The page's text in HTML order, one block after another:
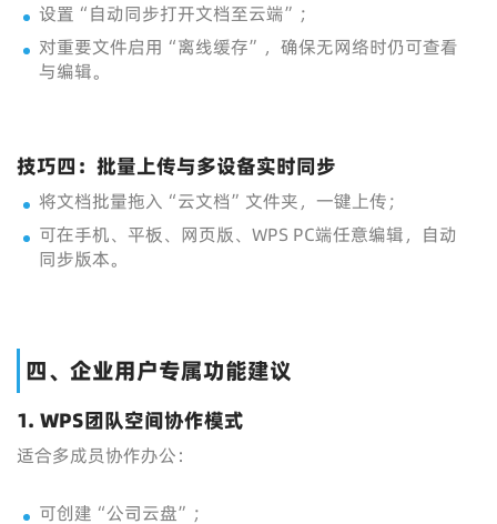
设置“自动同步打开文档至云端”；
对重要文件启用“离线缓存”，确保无网络时仍可查看
与编辑。
技巧四：批量上传与多设备实时同步
将文档批量拖入“云文档”文件夹，一键上传；
可在手机、平板、网页版、WPS PC端任意编辑，自动
同步版本。
四、企业用户专属功能建议
1. WPS团队空间协作模式
适合多成员协作办公：
可创建“公司云盘”；